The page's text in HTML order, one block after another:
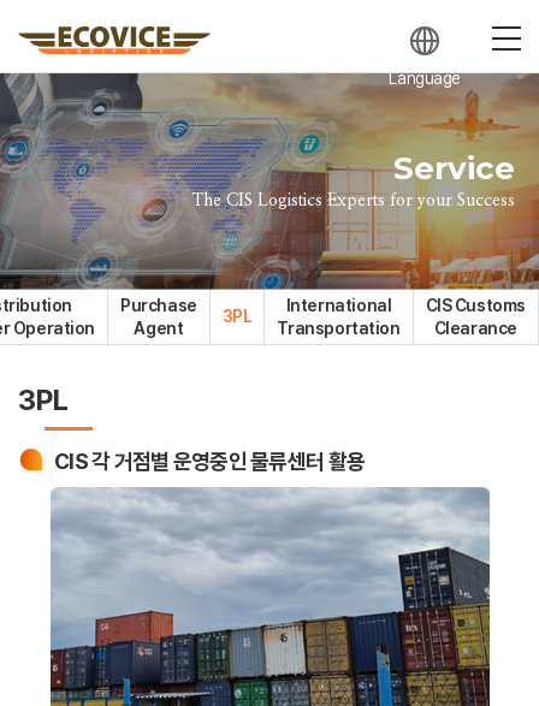
Language
Service
The CIS Logistics Experts for your Success
Operation
Purchase
Agent
3PL
International
Transportation
CIS Customs
Clearance
3PL
CIS 각 거점별 운영중인 물류센터 활용